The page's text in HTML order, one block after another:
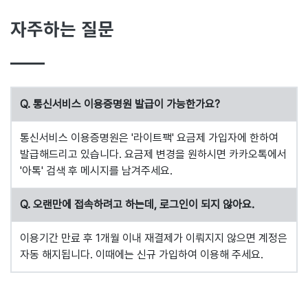
자주하는 질문
Q. 통신서비스 이용증명원 발급이 가능한가요?
통신서비스 이용증명원은 '라이트팩' 요금제 가입자에 한하여
발급해드리고 있습니다. 요금제 변경을 원하시면 카카오톡에서
'아톡' 검색 후 메시지를 남겨주세요.
Q. 오랜만에 접속하려고 하는데, 로그인이 되지 않아요.
이용기간 만료 후 1개월 이내 재결제가 이뤄지지 않으면 계정은
자동 해지됩니다. 이때에는 신규 가입하여 이용해 주세요.